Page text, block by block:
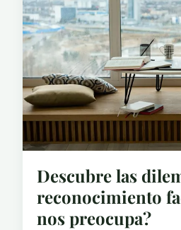
Descubre las
reconocimiento
nos preocupa?